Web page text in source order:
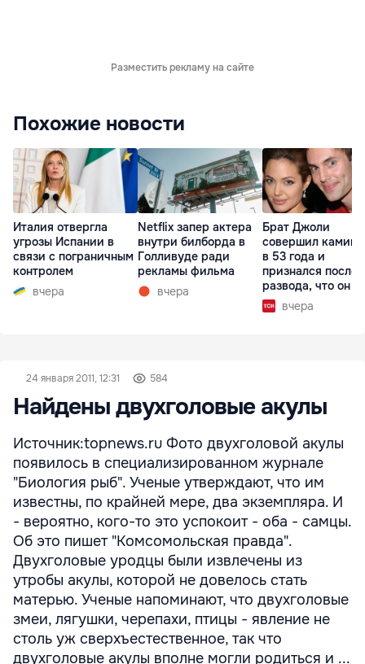
Разместить рекламу на сайте
Похожие новости
Италия отвергла
угрозы Испании в
связи с пограничным
контролем
вчера
Netflix запер актера
внутри билборда в
Голливуде ради
рекламы фильма
вчера
Брат Джоли
совершил
в 53 года и
признался после
развода, что он
вчера
24 января 2011, 12:31 584
Найдены двухголовые акулы
Источник:topnews.ru Фото двухголовой акулы
появилось в специализированном журнале
"Биология рыб". Ученые утверждают, что им
известны, по крайней мере, два экземпляра. И
- вероятно, кого-то это успокоит - оба - самцы.
Об это пишет "Комсомольская правда".
Двухголовые уродцы были извлечены из
утробы акулы, которой не довелось стать
матерью. Ученые напоминают, что двухголовые
змеи, лягушки, черепахи, птицы - явление не
столь уж сверхъестественное, так что
двухголовые акулы вполне могли родиться и ...